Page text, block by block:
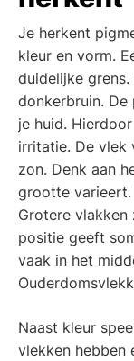
Je herkent
kleur en vorm.
duidelijke
donkerbruin.
je huid.
irritatie. De vlek
zon. Denk aan
grootte varieert.
Grotere vlakken
positie geeft
vaak in het
Naast kleur
vlekken hebben